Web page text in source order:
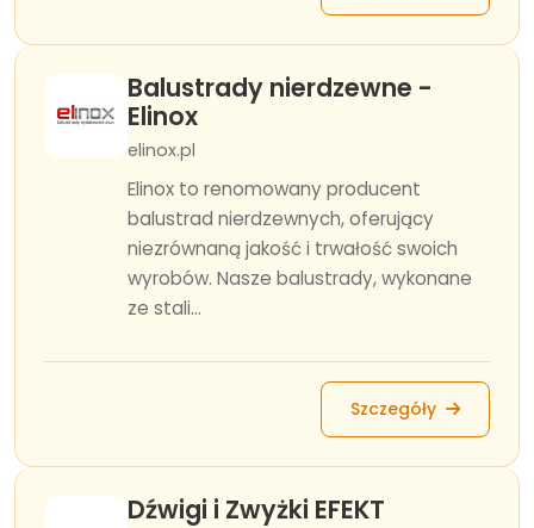
Balustrady nierdzewne -
Elinox
elinox.pl
Elinox to renomowany producent
balustrad nierdzewnych, oferujący
niezrównaną jakość i trwałość swoich
wyrobów. Nasze balustrady, wykonane
ze stali...
Szczegóły
Dźwigi i Zwyżki EFEKT